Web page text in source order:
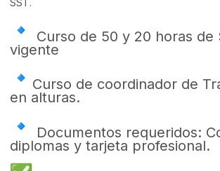
Curso de 50 y 20 horas de
vigente
Curso de coordinador de
en alturas.
Documentos requeridos:
diplomas y tarjeta profesional.